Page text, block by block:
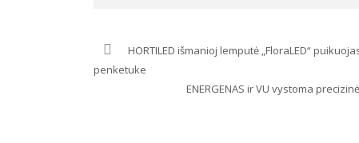
HORTILED išmanioj lemputė „FloraLED“
penketuke
ENERGENAS ir VU vystoma